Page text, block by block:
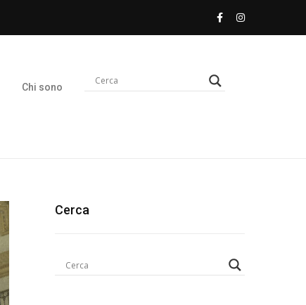
Chi sono
Cerca